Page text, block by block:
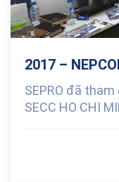
2017 –
SEPRO đã tham
SECC HO CHI